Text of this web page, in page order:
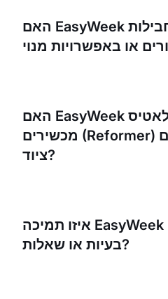
להיות פרופיל ולוח זמנים משלו.
האם EasyWeek תומכת בחבילות
להירשם לתקופה מוגדרת.
האם EasyWeek מתאימה לפילאטיס
מכשירים (Reformer) ולשיעורים עם
ציוד?
איזו תמיכה EasyWeek מציעה אם יש לי
בעיות או שאלות?